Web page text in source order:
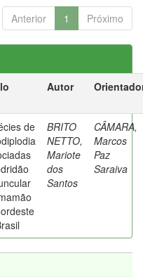
Anterior 1 Próximo
Autor
de
BRITO
NETTO,
Mariote
dos
Santos
CÂMARA,
Marcos
Paz
Saraiva